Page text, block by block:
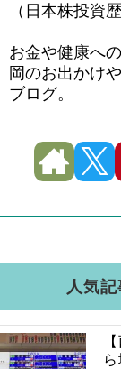
（日本株投資
お金や健康へ
岡のお出かけ
ブログ。
人気記